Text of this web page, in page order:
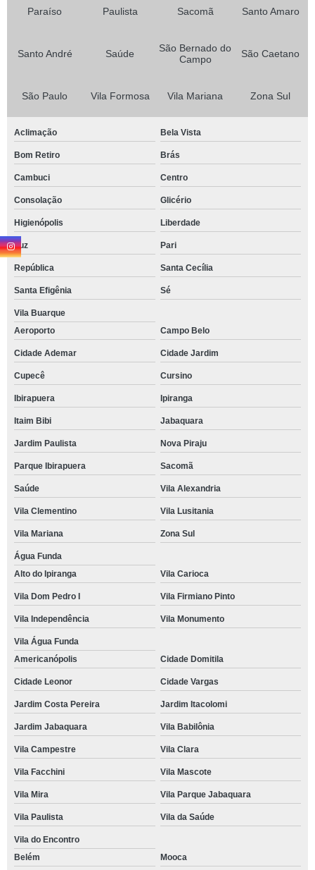
Paraíso Paulista Sacomã Santo Amaro
Santo André Saúde
São Bernado do
Campo
São Caetano
São Paulo Vila Formosa Vila Mariana Zona Sul
Aclimação Bela Vista
Bom Retiro Brás
Cambuci Centro
Consolação Glicério
Higienópolis Liberdade
Luz Pari
República Santa Cecília
Santa Efigênia Sé
Vila Buarque
Aeroporto
Campo Belo
Cidade Ademar Cidade Jardim
Cupecê Cursino
Ibirapuera Ipiranga
Itaim Bibi Jabaquara
Jardim Paulista Nova Piraju
Parque Ibirapuera Sacomã
Saúde Vila Alexandria
Vila Clementino Vila Lusitania
Vila Mariana Zona Sul
Água Funda
Alto do Ipiranga
Vila Carioca
Vila Dom Pedro I Vila Firmiano Pinto
Vila Independência Vila Monumento
Vila Água Funda
Americanópolis
Cidade Domitila
Cidade Leonor Cidade Vargas
Jardim Costa Pereira Jardim Itacolomi
Jardim Jabaquara Vila Babilônia
Vila Campestre Vila Clara
Vila Facchini Vila Mascote
Vila Mira Vila Parque Jabaquara
Vila Paulista Vila da Saúde
Vila do Encontro
Belém
Mooca